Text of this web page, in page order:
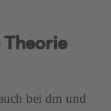
bei dm und